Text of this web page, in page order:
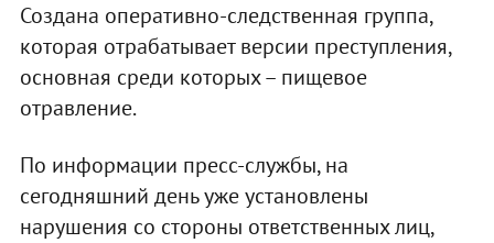
Создана оперативно-следственная группа,
которая отрабатывает версии преступления,
основная среди которых – пищевое
отравление.
По информации пресс-службы, на
сегодняшний день уже установлены
нарушения со стороны ответственных лиц,